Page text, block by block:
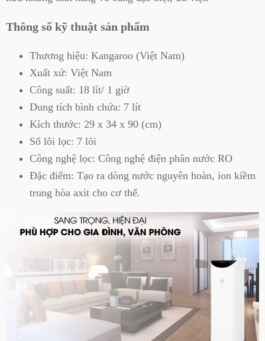
Thông số kỹ thuật sản phẩm
Thương hiệu: Kangaroo (Việt Nam)
Xuất xứ: Việt Nam
Công suất: 18 lít/ 1 giờ
Dung tích bình chứa: 7 lít
Kích thước: 29 x 34 x 90 (cm)
Số lõi lọc: 7 lõi
Công nghệ lọc: Công nghệ điện phân nước RO
Đặc điểm: Tạo ra dòng nước nguyên hoàn, ion kiềm
trung hòa axit cho cơ thể.